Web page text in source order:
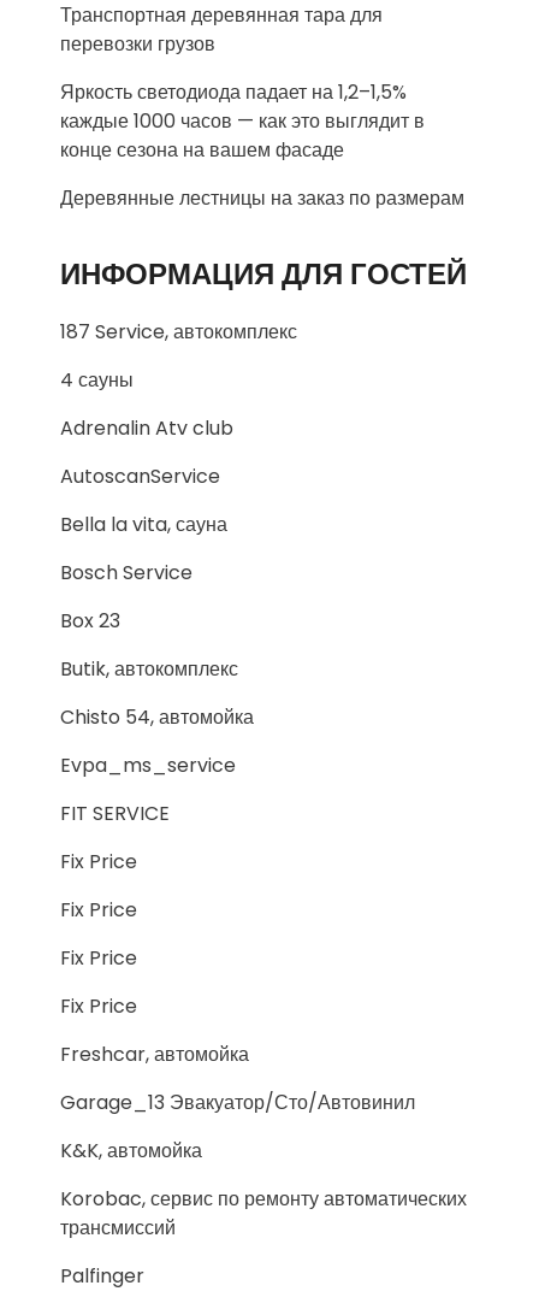
Транспортная деревянная тара для
перевозки грузов
Яркость светодиода падает на 1,2–1,5%
каждые 1000 часов — как это выглядит в
конце сезона на вашем фасаде
Деревянные лестницы на заказ по размерам
ИНФОРМАЦИЯ ДЛЯ ГОСТЕЙ
187 Service, автокомплекс
4 сауны
Adrenalin Atv club
AutoscanService
Bella la vita, сауна
Bosch Service
Box 23
Butik, автокомплекс
Chisto 54, автомойка
Evpa_ms_service
FIT SERVICE
Fix Price
Fix Price
Fix Price
Fix Price
Freshcar, автомойка
Garage_13 Эвакуатор/Сто/Автовинил
K&K, автомойка
Korobac, сервис по ремонту автоматических
трансмиссий
Palfinger